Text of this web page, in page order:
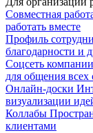
Совместная
работать вместе
Профиль
благодарности и
Соцсеть компании
для общения всех
Онлайн-доски
визуализации
Коллабы
клиентами